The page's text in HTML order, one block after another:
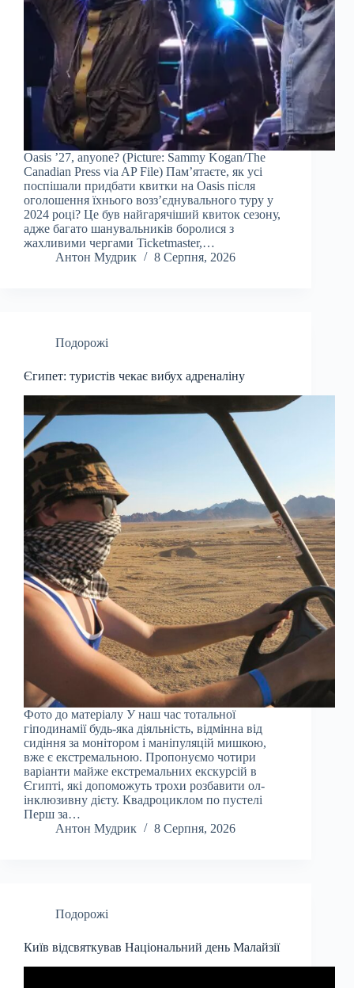
Oasis ’27, anyone? (Picture: Sammy Kogan/The
Canadian Press via AP File) Пам’ятаєте, як усі
поспішали придбати квитки на Oasis після
оголошення їхнього возз’єднувального туру у
2024 році? Це був найгарячіший квиток сезону,
адже багато шанувальників боролися з
жахливими чергами Ticketmaster,…
Антон Мудрик
8 Серпня, 2026
Подорожі
Єгипет: туристів чекає вибух адреналіну
Фото до матеріалу У наш час тотальної
гіподинамії будь-яка діяльність, відмінна від
сидіння за монітором і маніпуляцій мишкою,
вже є екстремальною. Пропонуємо чотири
варіанти майже екстремальних екскурсій в
Єгипті, які допоможуть трохи розбавити ол-
інклюзивну дієту. Квадроциклом по пустелі
Перш за…
Антон Мудрик
8 Серпня, 2026
Подорожі
Київ відсвяткував Національний день Малайзії